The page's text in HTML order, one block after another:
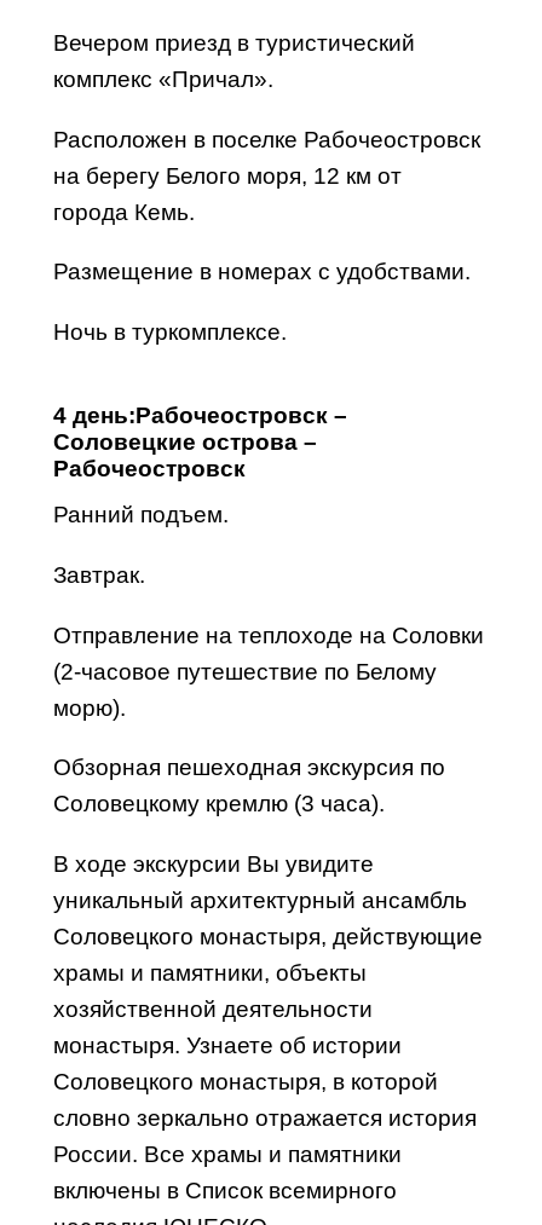
Вечером приезд в туристический
комплекс «Причал».
Расположен в поселке Рабочеостровск
на берегу Белого моря, 12 км от
города Кемь.
Размещение в номерах с удобствами.
Ночь в туркомплексе.
4 день:Рабочеостровск –
Соловецкие острова –
Рабочеостровск
Ранний подъем.
Завтрак.
Отправление на теплоходе на Соловки
(2-часовое путешествие по Белому
морю).
Обзорная пешеходная экскурсия по
Соловецкому кремлю (3 часа).
В ходе экскурсии Вы увидите
уникальный архитектурный ансамбль
Соловецкого монастыря, действующие
храмы и памятники, объекты
хозяйственной деятельности
монастыря. Узнаете об истории
Соловецкого монастыря, в которой
словно зеркально отражается история
России. Все храмы и памятники
включены в Список всемирного